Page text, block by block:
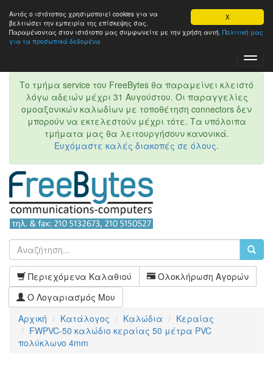
X
Αυτός ο ιστότοπος χρησιμοποιεί cookies για να
βελτιώσει την εμπειρία της επίσκεψης σας.
Παραμένοντας στον ιστότοπo μας συμφωνείτε με την χρήση αυτή. Πολιτική μας
για τα προσωπικά δεδομένα
Το τμήμα service του FreeBytes θα παραμείνει κλειστό
λόγω αδειών μέχρι 31 Αυγούστου. Οι παραγγελίες
ομοαξονικών καλωδίων με τοποθέτηση connectors δεν
μπορούν να εκτελεστούν μέχρι τότε. Τα υπόλοιπα
τμήματα μας θα λειτουργήσουν κανονικά.
Ευχόμαστε καλές διακοπές σε όλους.
Περιεχόμενα Καλαθιού
Ολοκλήρωση Αγορών
Ο Λογαριασμός Μου
Αρχική
Κατάλογος Καλώδια
Κεραίας
FWPVC-50 καλώδιο κεραίας 50 μέτρα PVC
πολύκλωνο 4mm